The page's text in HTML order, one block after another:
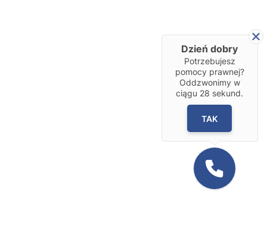
Dzień dobry
Potrzebujesz
pomocy prawnej?
Oddzwonimy w
ciągu 28 sekund.
TAK